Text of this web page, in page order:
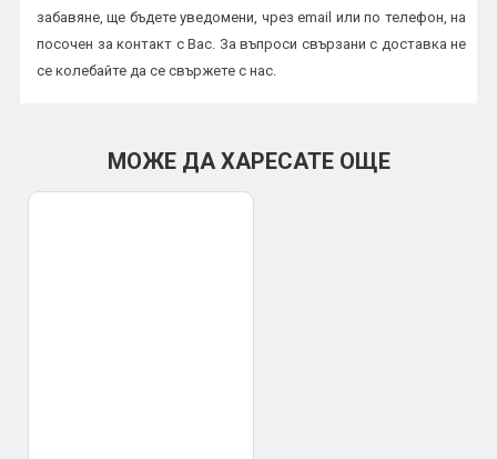
забавяне, ще бъдете уведомени, чрез email или по телефон, на
посочен за контакт с Вас. За въпроси свързани с доставка не
се колебайте да се свържете с нас.
Плащане в брой или с карта на куриер
МОЖЕ ДА ХАРЕСАТЕ ОЩЕ